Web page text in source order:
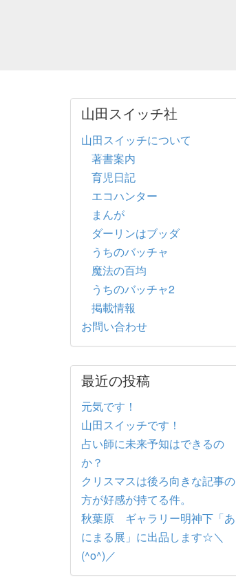
山田スイッチ社
山田スイッチについて
著書案内
育児日記
エコハンター
まんが
ダーリンはブッダ
うちのバッチャ
魔法の百均
うちのバッチャ2
掲載情報
お問い合わせ
最近の投稿
元気です！
山田スイッチです！
占い師に未来予知はできるの
か？
クリスマスは後ろ向きな記事の
方が好感が持てる件。
秋葉原 ギャラリー明神下「あ
にまる展」に出品します☆＼
(^o^)／